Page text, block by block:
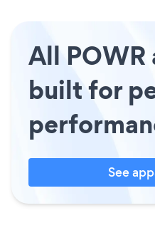
All POWR
built for
See